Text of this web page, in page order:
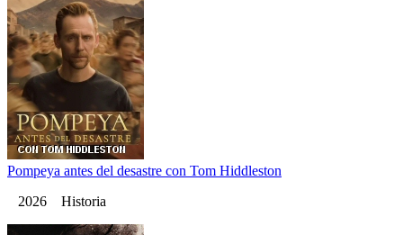
Pompeya antes del desastre con Tom Hiddleston
2026 Historia